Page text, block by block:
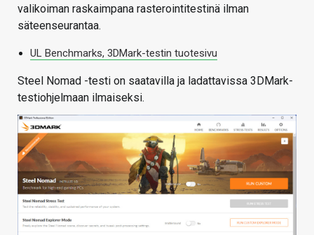
valikoiman raskaimpana rasterointitestinä ilman
säteenseurantaa.
UL Benchmarks, 3DMark-testin tuotesivu
Steel Nomad -testi on saatavilla ja ladattavissa 3DMark-
testiohjelmaan ilmaiseksi.